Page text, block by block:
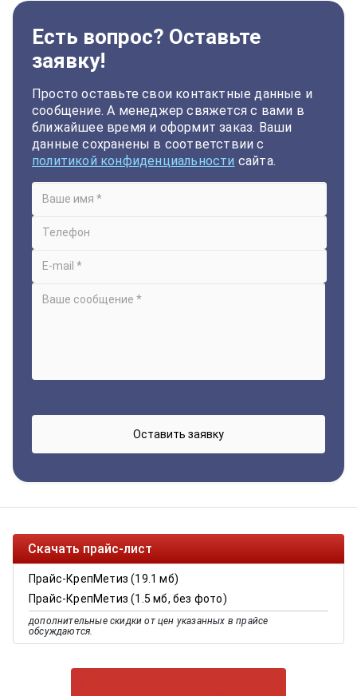
Есть вопрос? Оставьте
заявку!
Просто оставьте свои контактные данные и
сообщение. А менеджер свяжется с вами в
ближайшее время и оформит заказ. Ваши
данные сохранены в соответствии с
политикой конфиденциальности сайта.
Скачать прайс-лист
Прайс-КрепМетиз (19.1 мб)
Прайс-КрепМетиз (1.5 мб, без фото)
дополнительные скидки от цен указанных в прайсе
обсуждаются.